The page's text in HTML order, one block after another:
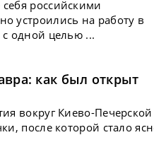
российскими
устроились на работу в
с одной целью ...
как был открыт
вокруг Киево-Печерской
после которой стало